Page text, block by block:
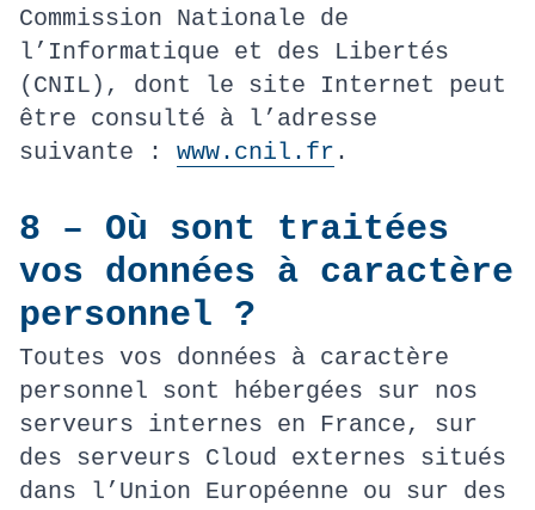
Commission Nationale de
l’Informatique et des Libertés
(CNIL), dont le site Internet peut
être consulté à l’adresse
suivante : www.cnil.fr .
8 – Où sont traitées
vos données à caractère
personnel ?
Toutes vos données à caractère
personnel sont hébergées sur nos
serveurs internes en France, sur
des serveurs Cloud externes situés
dans l’Union Européenne ou sur des